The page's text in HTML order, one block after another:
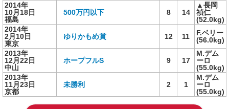
2014年
10月18日
福島
500万円以下 8 14
▲長岡
禎仁
(52.0kg)
2014年
2月10日
東京
ゆりかもめ賞 12 11
F.ベリー
(56.0kg)
2013年
12月22日
中山
ホープフルS 9 17
M.デム
ーロ
(55.0kg)
2013年
11月23日
京都
未勝利 2 1
M.デム
ーロ
(55.0kg)